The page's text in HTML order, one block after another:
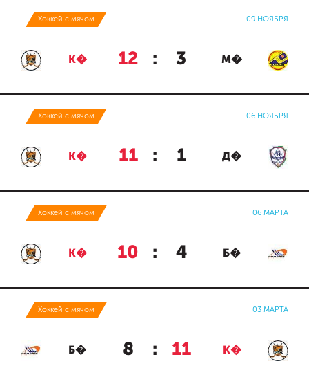
Хоккей с мячом 09 НОЯБРЯ
К� 12 : 3 М�
Хоккей с мячом 06 НОЯБРЯ
К� 11 : 1 Д�
Хоккей с мячом 06 МАРТА
К� 10 : 4 Б�
Хоккей с мячом 03 МАРТА
Б� 8 : 11 К�